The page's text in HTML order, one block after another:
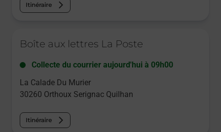
Itinéraire
Boîte aux lettres La Poste
Collecte du courrier aujourd'hui à 09h00
La Calade Du Murier
30260 Orthoux Serignac Quilhan
Itinéraire